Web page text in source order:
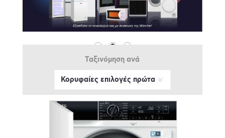
Ταξινόμηση ανά